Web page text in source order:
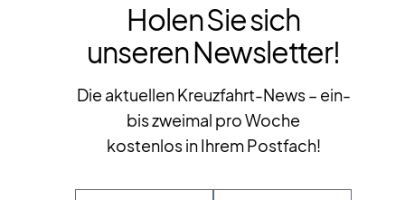
Holen Sie sich
unseren Newsletter!
Die aktuellen Kreuzfahrt-News – ein-
bis zweimal pro Woche
kostenlos in Ihrem Postfach!